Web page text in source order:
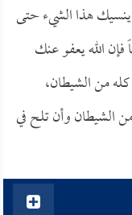
هذا الشيء حتى
الله يعفو عنك
من الشيطان،
الشيطان وأن تلح في